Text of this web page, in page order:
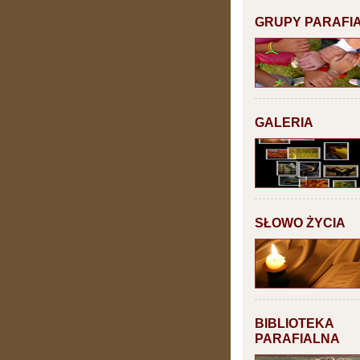
GRUPY
GALERIA
SŁOWO ŻYCIA
BIBLIOTEKA
PARAFIALNA